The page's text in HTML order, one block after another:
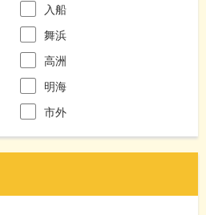
入船
舞浜
高洲
明海
市外